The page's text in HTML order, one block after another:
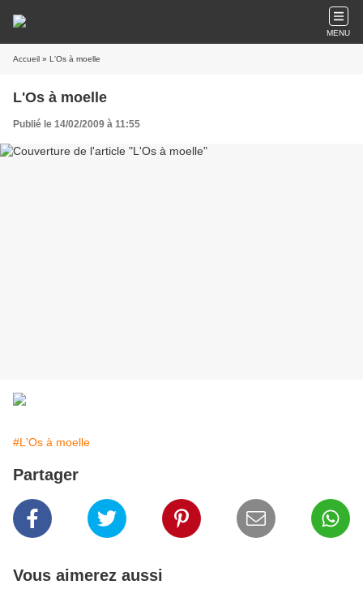
MENU
Accueil » L'Os à moelle
L'Os à moelle
Publié le 14/02/2009 à 11:55
#L'Os à moelle
Partager
Vous aimerez aussi